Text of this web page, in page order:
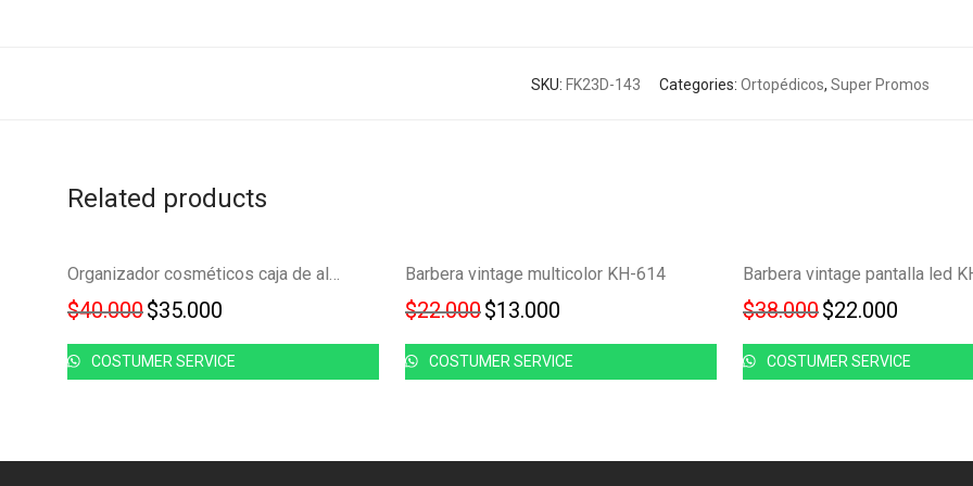
SKU: FK23D-143 Categories: Ortopédicos, Super Promos
Related products
12%
Organizador cosméticos caja de almacenamiento maquillaje JY116
$40.000Original price was: $40.000.
$35.000 Current price is: $35.000.
COSTUMER SERVICE
Barbera vintage multicolor KH-614
$22.000Original price was: $22.000.
$13.000 Current price is: $13.000.
COSTUMER SERVICE
Barbera vintage pantalla led
$38.000Original price
$22.000
COSTUMER SERVICE